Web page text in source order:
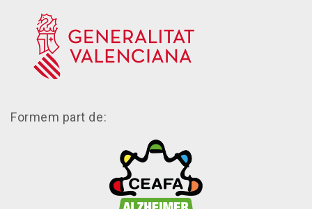
Formem part de: